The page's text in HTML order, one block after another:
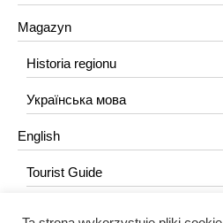
Magazyn
Historia regionu
Українська мова
English
Tourist Guide